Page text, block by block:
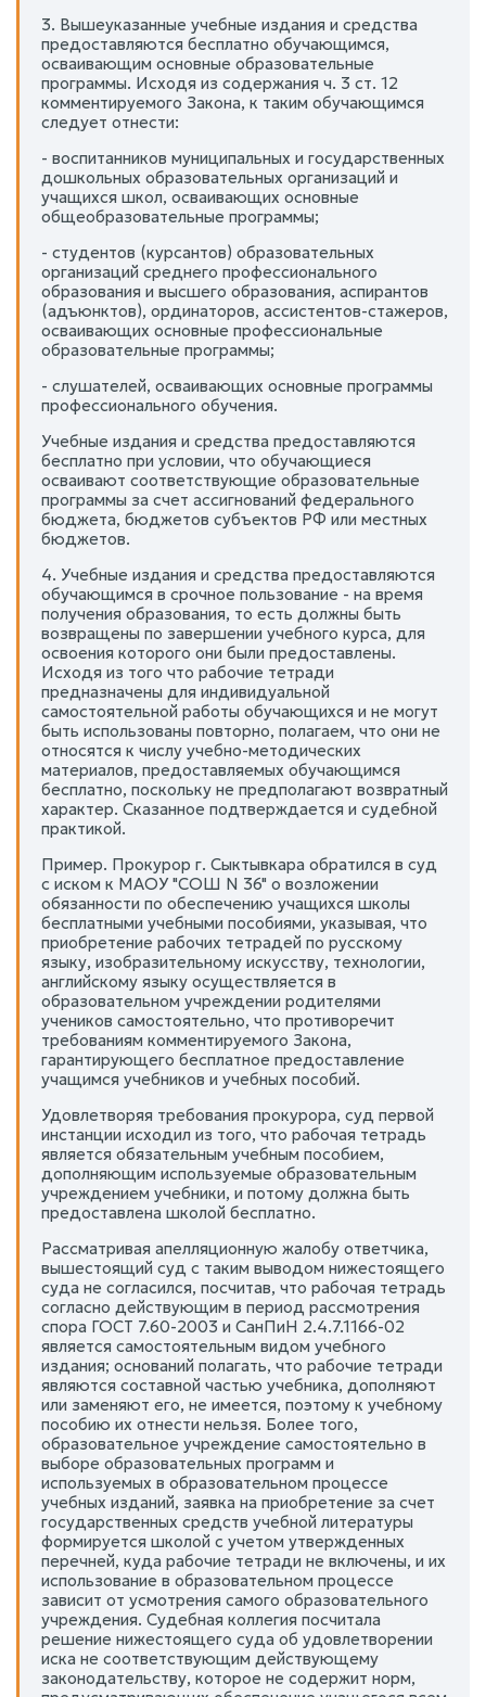
3. Вышеуказанные учебные издания и средства
предоставляются бесплатно обучающимся,
осваивающим основные образовательные
программы. Исходя из содержания ч. 3 ст. 12
комментируемого Закона, к таким обучающимся
следует отнести:
- воспитанников муниципальных и государственных
дошкольных образовательных организаций и
учащихся школ, осваивающих основные
общеобразовательные программы;
- студентов (курсантов) образовательных
организаций среднего профессионального
образования и высшего образования, аспирантов
(адъюнктов), ординаторов, ассистентов-стажеров,
осваивающих основные профессиональные
образовательные программы;
- слушателей, осваивающих основные программы
профессионального обучения.
Учебные издания и средства предоставляются
бесплатно при условии, что обучающиеся
осваивают соответствующие образовательные
программы за счет ассигнований федерального
бюджета, бюджетов субъектов РФ или местных
бюджетов.
4. Учебные издания и средства предоставляются
обучающимся в срочное пользование - на время
получения образования, то есть должны быть
возвращены по завершении учебного курса, для
освоения которого они были предоставлены.
Исходя из того что рабочие тетради
предназначены для индивидуальной
самостоятельной работы обучающихся и не могут
быть использованы повторно, полагаем, что они не
относятся к числу учебно-методических
материалов, предоставляемых обучающимся
бесплатно, поскольку не предполагают возвратный
характер. Сказанное подтверждается и судебной
практикой.
Пример. Прокурор г. Сыктывкара обратился в суд
с иском к МАОУ "СОШ N 36" о возложении
обязанности по обеспечению учащихся школы
бесплатными учебными пособиями, указывая, что
приобретение рабочих тетрадей по русскому
языку, изобразительному искусству, технологии,
английскому языку осуществляется в
образовательном учреждении родителями
учеников самостоятельно, что противоречит
требованиям комментируемого Закона,
гарантирующего бесплатное предоставление
учащимся учебников и учебных пособий.
Удовлетворяя требования прокурора, суд первой
инстанции исходил из того, что рабочая тетрадь
является обязательным учебным пособием,
дополняющим используемые образовательным
учреждением учебники, и потому должна быть
предоставлена школой бесплатно.
Рассматривая апелляционную жалобу ответчика,
вышестоящий суд с таким выводом нижестоящего
суда не согласился, посчитав, что рабочая тетрадь
согласно действующим в период рассмотрения
спора ГОСТ 7.60-2003 и СанПиН 2.4.7.1166-02
является самостоятельным видом учебного
издания; оснований полагать, что рабочие тетради
являются составной частью учебника, дополняют
или заменяют его, не имеется, поэтому к учебному
пособию их отнести нельзя. Более того,
образовательное учреждение самостоятельно в
выборе образовательных программ и
используемых в образовательном процессе
учебных изданий, заявка на приобретение за счет
государственных средств учебной литературы
формируется школой с учетом утвержденных
перечней, куда рабочие тетради не включены, и их
использование в образовательном процессе
зависит от усмотрения самого образовательного
учреждения. Судебная коллегия посчитала
решение нижестоящего суда об удовлетворении
иска не соответствующим действующему
законодательству, которое не содержит норм,